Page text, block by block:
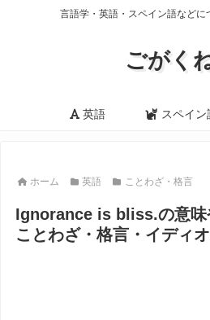
言語学・英語・スペイン語などに
ごがく
英語 スペイン
ホーム 英語 ことわざ・格言
Ignorance is bliss.の意味
ことわざ・格言・イディ